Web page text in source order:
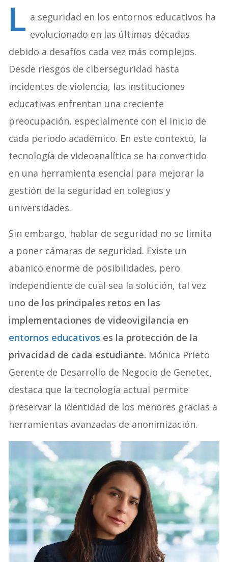
L a seguridad en los entornos educativos ha
evolucionado en las últimas décadas
debido a desafíos cada vez más complejos.
Desde riesgos de ciberseguridad hasta
incidentes de violencia, las instituciones
educativas enfrentan una creciente
preocupación, especialmente con el inicio de
cada periodo académico. En este contexto, la
tecnología de videoanalítica se ha convertido
en una herramienta esencial para mejorar la
gestión de la seguridad en colegios y
universidades.
Sin embargo, hablar de seguridad no se limita
a poner cámaras de seguridad. Existe un
abanico enorme de posibilidades, pero
independiente de cuál sea la solución, tal vez
uno de los principales retos en las
implementaciones de videovigilancia en
entornos educativos es la protección de la
privacidad de cada estudiante. Mónica Prieto
Gerente de Desarrollo de Negocio de Genetec,
destaca que la tecnología actual permite
preservar la identidad de los menores gracias a
herramientas avanzadas de anonimización.